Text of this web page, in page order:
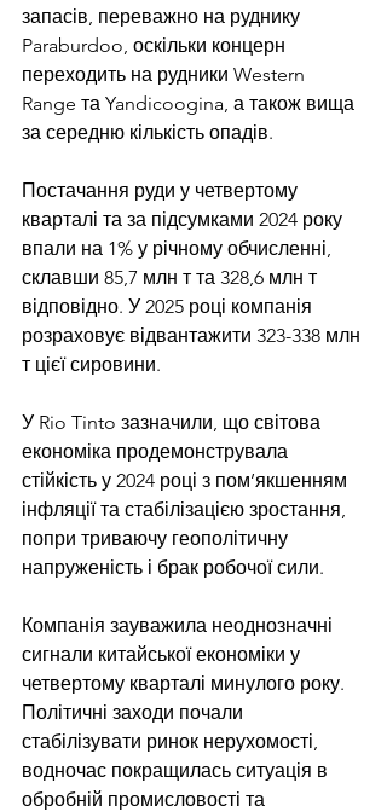
запасів, переважно на руднику
Paraburdoo, оскільки концерн
переходить на рудники Western
Range та Yandicoogina, а також вища
за середню кількість опадів.
Постачання руди у четвертому
кварталі та за підсумками 2024 року
впали на 1% у річному обчисленні,
склавши 85,7 млн ​​т та 328,6 млн т
відповідно. У 2025 році компанія
розраховує відвантажити 323-338 млн
т цієї сировини.
У Rio Tinto зазначили, що світова
економіка продемонструвала
стійкість у 2024 році з пом’якшенням
інфляції та стабілізацією зростання,
попри триваючу геополітичну
напруженість і брак робочої сили.
Компанія зауважила неоднозначні
сигнали китайської економіки у
четвертому кварталі минулого року.
Політичні заходи почали
стабілізувати ринок нерухомості,
водночас покращилась ситуація в
обробній промисловості та